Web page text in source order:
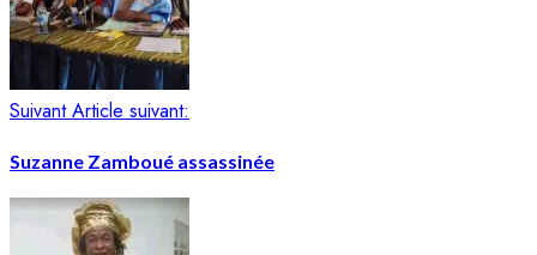
Suivant Article suivant:
Suzanne Zamboué assassinée